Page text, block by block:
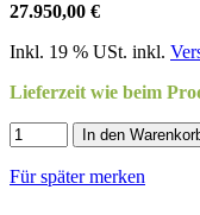
27.950,00 €
Inkl. 19 % USt. inkl.
Lieferzeit wie beim
In den
Für später merken